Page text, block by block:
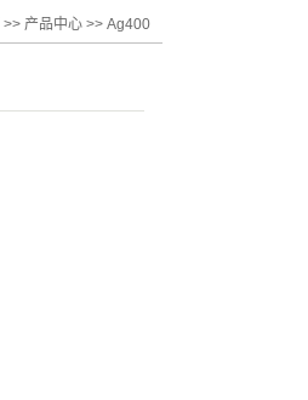
>> 产品中心 >> Ag400